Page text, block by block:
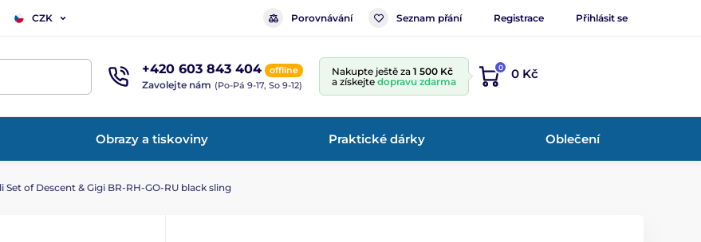
CZK Porovnávání Seznam přání Registrace Přihlásit se
+420 603 843 404 offline
Zavolejte nám (Po-Pá 9-17, So 9-12)
Nakupte ještě za 1 500 Kč
a získejte dopravu zdarma
0 0 Kč
Obrazy a tiskoviny Praktické dárky Oblečení
Set of Descent & Gigi BR-RH-GO-RU black sling